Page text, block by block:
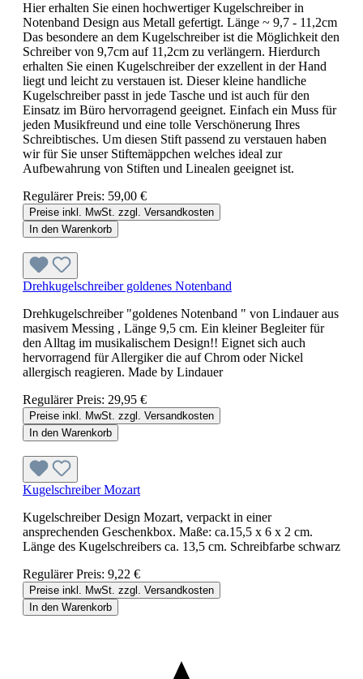
Hier erhalten Sie einen hochwertiger Kugelschreiber in
Notenband Design aus Metall gefertigt. Länge ~ 9,7 - 11,2cm
Das besondere an dem Kugelschreiber ist die Möglichkeit den
Schreiber von 9,7cm auf 11,2cm zu verlängern. Hierdurch
erhalten Sie einen Kugelschreiber der exzellent in der Hand
liegt und leicht zu verstauen ist. Dieser kleine handliche
Kugelschreiber passt in jede Tasche und ist auch für den
Einsatz im Büro hervorragend geeignet. Einfach ein Muss für
jeden Musikfreund und eine tolle Verschönerung Ihres
Schreibtisches. Um diesen Stift passend zu verstauen haben
wir für Sie unser Stiftemäppchen welches ideal zur
Aufbewahrung von Stiften und Linealen geeignet ist.
Regulärer Preis: 59,00 €
Preise inkl. MwSt. zzgl. Versandkosten
In den Warenkorb
Drehkugelschreiber goldenes Notenband
Drehkugelschreiber "goldenes Notenband " von Lindauer aus
masivem Messing , Länge 9,5 cm. Ein kleiner Begleiter für
den Alltag im musikalischem Design!! Eignet sich auch
hervorragend für Allergiker die auf Chrom oder Nickel
allergisch reagieren. Made by Lindauer
Regulärer Preis: 29,95 €
Preise inkl. MwSt. zzgl. Versandkosten
In den Warenkorb
Kugelschreiber Mozart
Kugelschreiber Design Mozart, verpackt in einer
ansprechenden Geschenkbox. Maße: ca.15,5 x 6 x 2 cm.
Länge des Kugelschreibers ca. 13,5 cm. Schreibfarbe schwarz
Regulärer Preis: 9,22 €
Preise inkl. MwSt. zzgl. Versandkosten
In den Warenkorb